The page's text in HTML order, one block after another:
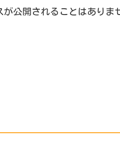
が公開されることはありま